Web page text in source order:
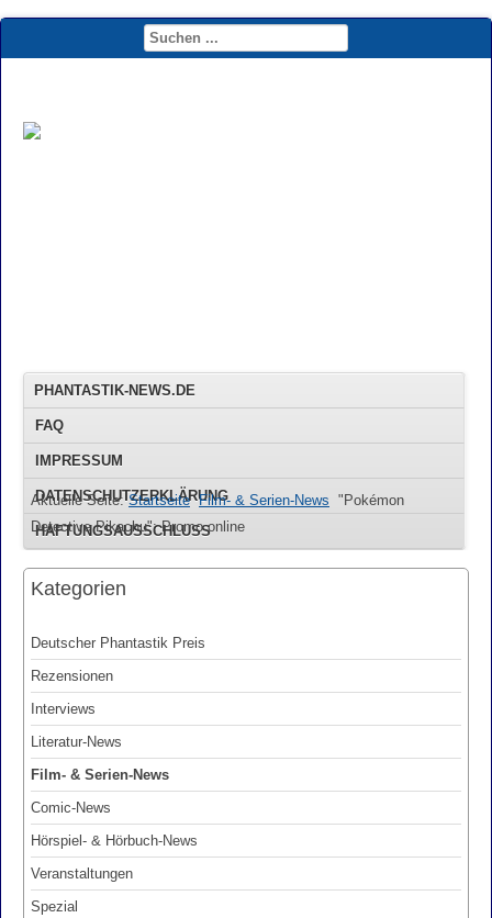
PHANTASTIK-NEWS.DE
FAQ
IMPRESSUM
DATENSCHUTZERKLÄRUNG
HAFTUNGSAUSSCHLUSS
Aktuelle Seite:Startseite Film- & Serien-News "Pokémon
Detective Pikachu": Promo online
Kategorien
Deutscher Phantastik Preis
Rezensionen
Interviews
Literatur-News
Film- & Serien-News
Comic-News
Hörspiel- & Hörbuch-News
Veranstaltungen
Spezial